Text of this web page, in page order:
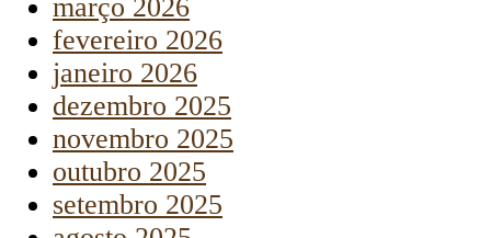
março 2026
fevereiro 2026
janeiro 2026
dezembro 2025
novembro 2025
outubro 2025
setembro 2025